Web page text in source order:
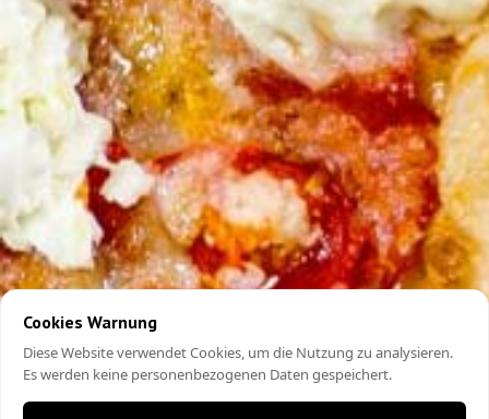
Cookies Warnung
Diese Website verwendet Cookies, um die Nutzung zu analysieren.
Es werden keine personenbezogenen Daten gespeichert.